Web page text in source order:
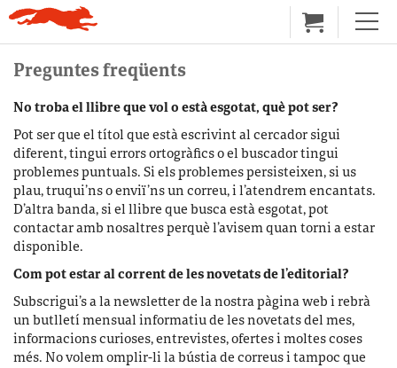
Preguntes freqüents
No troba el llibre que vol o està esgotat, què pot ser?
Pot ser que el títol que està escrivint al cercador sigui
diferent, tingui errors ortogràfics o el buscador tingui
problemes puntuals. Si els problemes persisteixen, si us
plau, truqui’ns o enviï’ns un correu, i l’atendrem encantats.
D’altra banda, si el llibre que busca està esgotat, pot
contactar amb nosaltres perquè l’avisem quan torni a estar
disponible.
Com pot estar al corrent de les novetats de l’editorial?
Subscrigui’s a la newsletter de la nostra pàgina web i rebrà
un butlletí mensual informatiu de les novetats del mes,
informacions curioses, entrevistes, ofertes i moltes coses
més. No volem omplir-li la bústia de correus i tampoc que